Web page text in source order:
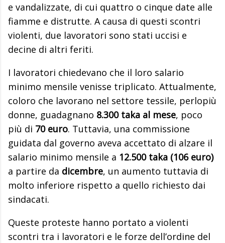
e vandalizzate, di cui quattro o cinque date alle
fiamme e distrutte. A causa di questi scontri
violenti, due lavoratori sono stati uccisi e
decine di altri feriti.
I lavoratori chiedevano che il loro salario
minimo mensile venisse triplicato. Attualmente,
coloro che lavorano nel settore tessile, perlopiù
donne, guadagnano 8.300 taka al mese, poco
più di 70 euro. Tuttavia, una commissione
guidata dal governo aveva accettato di alzare il
salario minimo mensile a 12.500 taka (106 euro)
a partire da dicembre, un aumento tuttavia di
molto inferiore rispetto a quello richiesto dai
sindacati.
Queste proteste hanno portato a violenti
scontri tra i lavoratori e le forze dell’ordine del